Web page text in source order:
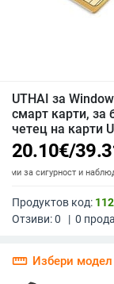
UTHAI за
смарт карти, за
четец на карти
20.10€/
за сигурност и
Продуктов код:
Отзиви:0 | 0
straighten Избери